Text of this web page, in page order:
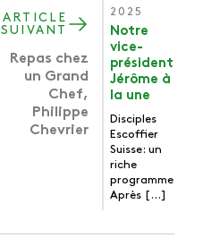
ARTICLE
SUIVANT
Repas chez
un Grand
Chef,
Philippe
Chevrier
2025
Notre
vice-
président
Jérôme à
la une
Disciples
Escoffier
Suisse: un
riche
programme
Après […]